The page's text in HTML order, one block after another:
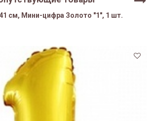
см, Мини-цифра Золото "1", 1 шт.